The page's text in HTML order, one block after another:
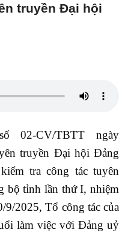
truyền Đại hội
02-CV/TBTT ngày
truyền Đại hội Đảng
tra công tác tuyên
bộ tỉnh lần thứ I, nhiệm
9/2025, Tổ công tác của
làm việc với Đảng uỷ